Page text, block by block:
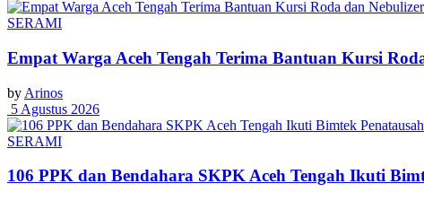
SERAMI
Empat Warga Aceh Tengah Terima Bantuan Kursi
by Arinos
5 Agustus 2026
SERAMI
106 PPK dan Bendahara SKPK Aceh Tengah Ikuti